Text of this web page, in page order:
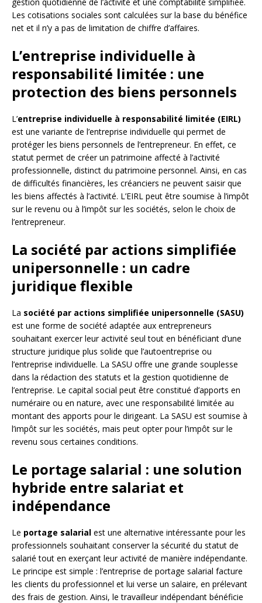
Les cotisations sociales sont calculées sur la base du bénéfice
net et il n’y a pas de limitation de chiffre d’affaires.
L’entreprise individuelle à
responsabilité limitée : une
protection des biens personnels
L’entreprise individuelle à responsabilité limitée (EIRL)
est une variante de l’entreprise individuelle qui permet de
protéger les biens personnels de l’entrepreneur. En effet, ce
statut permet de créer un patrimoine affecté à l’activité
professionnelle, distinct du patrimoine personnel. Ainsi, en cas
de difficultés financières, les créanciers ne peuvent saisir que
les biens affectés à l’activité. L’EIRL peut être soumise à l’impôt
sur le revenu ou à l’impôt sur les sociétés, selon le choix de
l’entrepreneur.
La société par actions simplifiée
unipersonnelle : un cadre
juridique flexible
La société par actions simplifiée unipersonnelle (SASU)
est une forme de société adaptée aux entrepreneurs
souhaitant exercer leur activité seul tout en bénéficiant d’une
structure juridique plus solide que l’autoentreprise ou
l’entreprise individuelle. La SASU offre une grande souplesse
dans la rédaction des statuts et la gestion quotidienne de
l’entreprise. Le capital social peut être constitué d’apports en
numéraire ou en nature, avec une responsabilité limitée au
montant des apports pour le dirigeant. La SASU est soumise à
l’impôt sur les sociétés, mais peut opter pour l’impôt sur le
revenu sous certaines conditions.
Le portage salarial : une solution
hybride entre salariat et
indépendance
Le portage salarial est une alternative intéressante pour les
professionnels souhaitant conserver la sécurité du statut de
salarié tout en exerçant leur activité de manière indépendante.
Le principe est simple : l’entreprise de portage salarial facture
les clients du professionnel et lui verse un salaire, en prélevant
des frais de gestion. Ainsi, le travailleur indépendant bénéficie